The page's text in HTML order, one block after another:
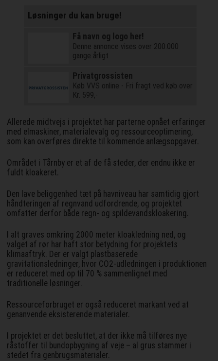
Løsninger du kan bruge!
Få navn og logo her!
Denne annonce vises over 200.000
gange årligt
Privatgrossisten
Køb VVS online - Fri fragt ved køb over
Kr. 599,-
Allerede midtvejs i projektet har parterne opnået erfaringer
med elmaskiner, materialevalg og ressourceoptimering,
som kan overføres direkte til kommende anlægsopgaver.
Området i Tårnby er et af de få steder, der endnu ikke er
fuldt kloakeret.
Den lave beliggenhed tæt på havniveau har samtidig gjort
håndteringen af regnvand udfordrende, og projektet
omfatter derfor både regn- og spildevandskloakering.
I alt graves omkring 2000 meter kloakledning ned, og
valget af rør har haft stor betydning for projektets
klimaaftryk. Der er valgt plastbaserede
gravitationsledninger, hvor CO2-udledningen i produktionen
er reduceret med op til 70 % sammenlignet med
traditionelle løsninger.
Ressourceforbruget er også reduceret markant ved at
genanvende eksisterende materialer.
I projektet er det besluttet, at der ikke må tilføres nye
råstoffer til bundopbygning af veje – al grus stammer i
stedet fra genbrugsmaterialer.